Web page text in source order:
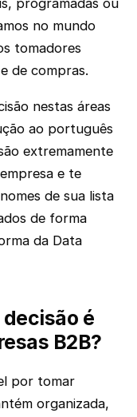
programadas ou
no mundo
tomadores
de compras.
nestas áreas
ao português
extremamente
e te
de sua lista
de forma
da Data
é
B2B?
por tomar
organizada,